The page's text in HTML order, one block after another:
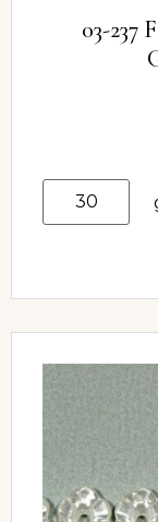
03-237